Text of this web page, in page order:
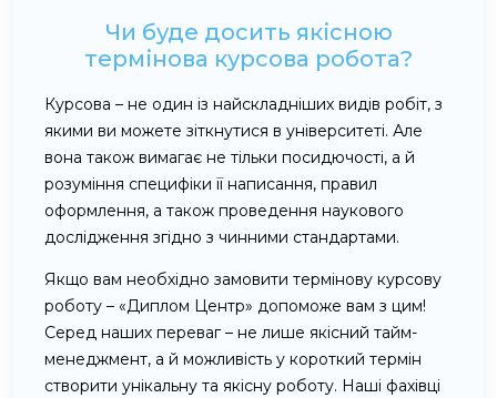
Чи буде досить якісною
термінова курсова робота?
Курсова – не один із найскладніших видів робіт, з
якими ви можете зіткнутися в університеті. Але
вона також вимагає не тільки посидючості, а й
розуміння специфіки її написання, правил
оформлення, а також проведення наукового
дослідження згідно з чинними стандартами.
Якщо вам необхідно замовити термінову курсову
роботу – «Диплом Центр» допоможе вам з цим!
Серед наших переваг – не лише якісний тайм-
менеджмент, а й можливість у короткий термін
створити унікальну та якісну роботу. Наші фахівці